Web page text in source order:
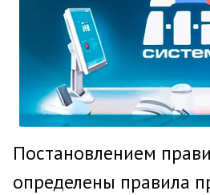
Постановлением
определены правила